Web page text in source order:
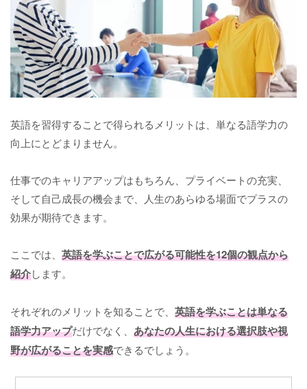
英語を習得することで得られるメリットは、単なる語学力の
向上にとどまりません。
仕事でのキャリアアップはもちろん、プライベートの充実、
そして自己成長の機会まで、人生のあらゆる場面でプラスの
効果が期待できます。
ここでは、 英語を学ぶことで広がる可能性を12個の観点から
紹介します。
それぞれのメリットを知ることで、 英語を学ぶことは単なる
語学力アップだけでなく、 あなたの人生における選択肢や視
野が広がることを実感できるでしょう。